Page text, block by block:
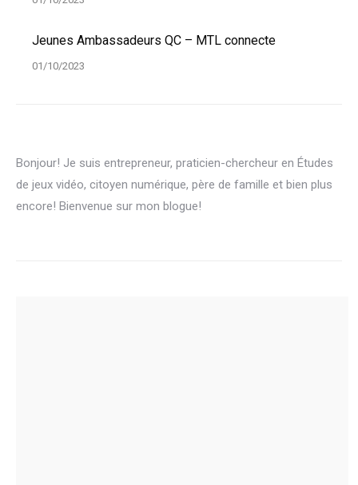
Jeunes Ambassadeurs QC – MTL connecte
01/10/2023
Bonjour! Je suis entrepreneur, praticien-chercheur en Études
de jeux vidéo, citoyen numérique, père de famille et bien plus
encore! Bienvenue sur mon blogue!